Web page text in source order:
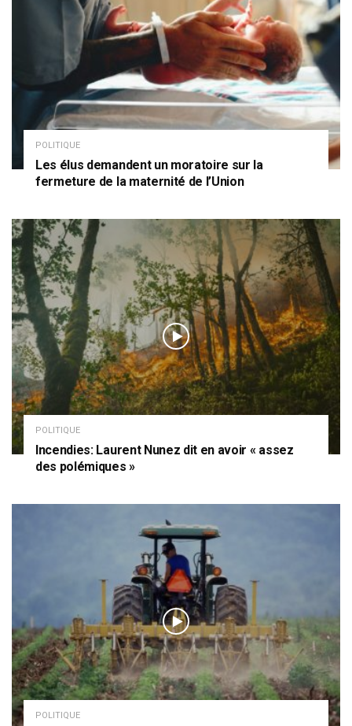
POLITIQUE
Les élus demandent un moratoire sur la
fermeture de la maternité de l’Union
POLITIQUE
Incendies: Laurent Nunez dit en avoir « assez
des polémiques »
POLITIQUE